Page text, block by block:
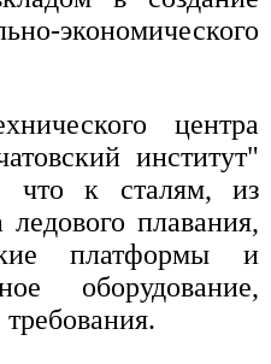
экономического
центра
институт"
что к сталям, из
плавания,
платформы и
оборудование,